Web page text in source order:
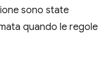
sono state
quando le regole